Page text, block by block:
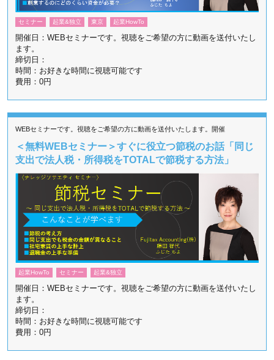
セミナー 起業&独立 東京 起業HowTo
開催日：WEBセミナーです。視聴をご希望の方に動画を送付いたし
ます。
締切日：
時間：お好きな時間に視聴可能です
費用：0円
WEBセミナーです。視聴をご希望の方に動画を送付いたします。開催
＜無料WEBセミナー＞すぐに役立つ節税のお話「同じ
支出で法人税・所得税をTOTALで節税する方法」
起業HowTo セミナー 起業&独立
開催日：WEBセミナーです。視聴をご希望の方に動画を送付いたし
ます。
締切日：
時間：お好きな時間に視聴可能です
費用：0円